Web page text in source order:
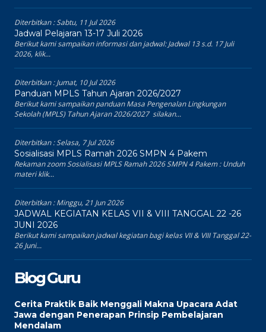
Diterbitkan :Sabtu, 11 Jul 2026
Jadwal Pelajaran 13-17 Juli 2026
Berikut kami sampaikan informasi dan jadwal: Jadwal 13 s.d. 17 Juli
2026, klik...
Diterbitkan :Jumat, 10 Jul 2026
Panduan MPLS Tahun Ajaran 2026/2027
Berikut kami sampaikan panduan Masa Pengenalan Lingkungan
Sekolah (MPLS) Tahun Ajaran 2026/2027 silakan...
Diterbitkan :Selasa, 7 Jul 2026
Sosialisasi MPLS Ramah 2026 SMPN 4 Pakem
Rekaman zoom Sosialisasi MPLS Ramah 2026 SMPN 4 Pakem : Unduh
materi klik...
Diterbitkan :Minggu, 21 Jun 2026
JADWAL KEGIATAN KELAS VII & VIII TANGGAL 22 -26
JUNI 2026
Berikut kami sampaikan jadwal kegiatan bagi kelas VII & VIII Tanggal 22-
26 Juni...
Blog Guru
Cerita Praktik Baik Menggali Makna Upacara Adat
Jawa dengan Penerapan Prinsip Pembelajaran
Mendalam